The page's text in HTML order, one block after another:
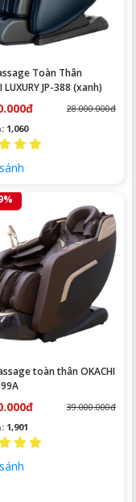
Toàn Thân
LUXURY JP-388 (xanh)
28.000.000đ
1,060
toàn thân OKACHI
39.000.000đ
1,901